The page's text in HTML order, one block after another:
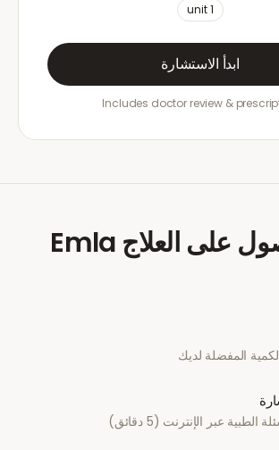
1
unit
ابدأ الاستشارة
Includes doctor review &
على العلاج Emla
المفضلة لديك
عبر الإنترنت (5 دقائق)